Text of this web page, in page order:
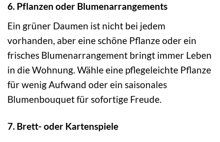
6. Pflanzen oder Blumenarrangements
Ein grüner Daumen ist nicht bei jedem
vorhanden, aber eine schöne Pflanze oder ein
frisches Blumenarrangement bringt immer Leben
in die Wohnung. Wähle eine pflegeleichte Pflanze
für wenig Aufwand oder ein saisonales
Blumenbouquet für sofortige Freude.
7. Brett- oder Kartenspiele